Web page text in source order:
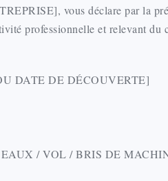
vous déclare par la
professionnelle et relevant du
DATE DE DÉCOUVERTE]
/ VOL / BRIS DE